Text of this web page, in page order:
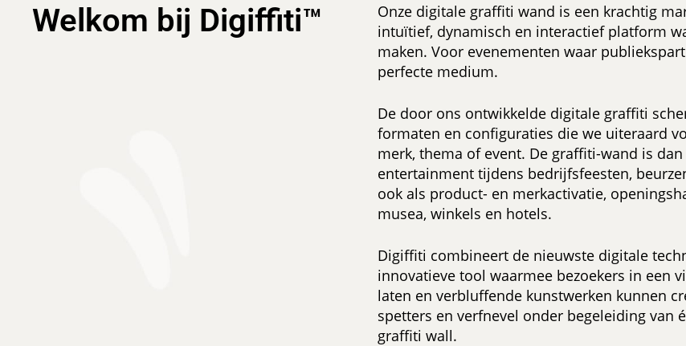
Welkom bij Digiffiti™
Onze digitale graffiti wand is een krachtig
intuïtief, dynamisch en interactief platform
maken. Voor evenementen waar
perfecte medium.
De door ons ontwikkelde digitale graffiti
formaten en configuraties die we uiteraard
merk, thema of event. De graffiti-wand is
entertainment tijdens bedrijfsfeesten,
ook als product- en merkactivatie,
musea, winkels en hotels.
Digiffiti combineert de nieuwste digitale
innovatieve tool waarmee bezoekers in een
laten en verbluffende kunstwerken kunnen
spetters en verfnevel onder begeleiding van
graffiti wall.